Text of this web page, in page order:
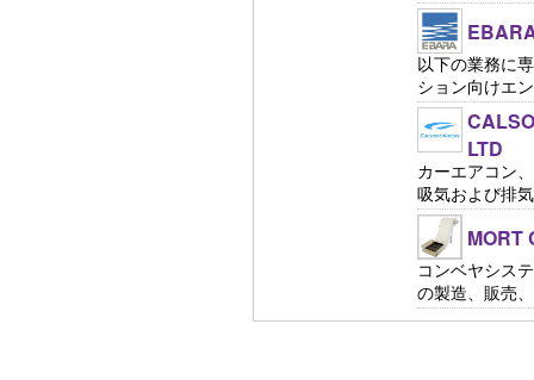
以下の業務に
ション向けエ
LTD
カーエアコン
吸気および排
MORT
コンベヤシス
の製造、販売